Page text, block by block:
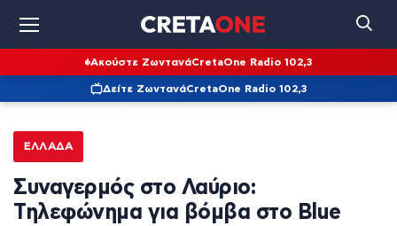
Ακούστε ΖωντανάCretaOne Radio 102,3
Δείτε ΖωντανάCretaOne Radio 102,3
ΕΛΛΆΔΑ
Συναγερμός στο Λαύριο:
Τηλεφώνημα για βόμβα στο Blue